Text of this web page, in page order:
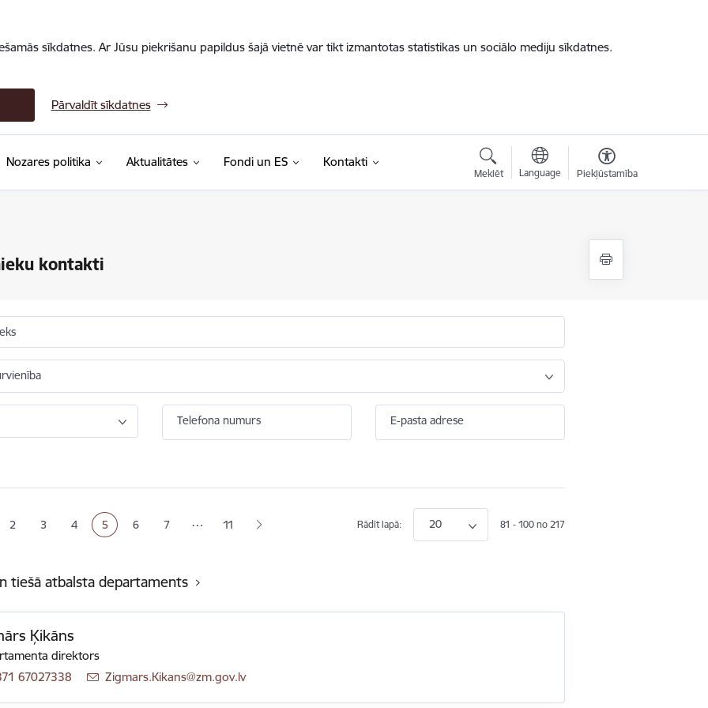
sīkdatnes. Ar Jūsu piekrišanu papildus šajā vietnē var tikt izmantotas statistikas un sociālo mediju sīkdatnes.
Pārvaldīt sīkdatnes
Nozares politika Aktualitātes Fondi un ES Kontakti
Meklēt Language Piekļūstamība
kontakti
Telefona numurs E-pasta adrese
Lapa
2 Lapa
3 Lapa
4 Pašreizējā lapa
5 Lapa
6 Lapa
7 … 11 Rādīt lapā: 20 81 - 100 no 217
tiešā atbalsta departaments
Ķikāns
direktors
67027338
E-pasts:
Zigmars.Kikans@zm.gov.lv